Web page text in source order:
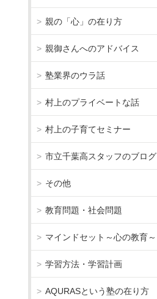
親の「心」の在り方
親御さんへのアドバイス
塾業界のウラ話
村上のプライベートな話
村上の子育てセミナー
市立千葉高スタッフのブログ
その他
教育問題・社会問題
マインドセット～心の教育～
学習方法・学習計画
AQURASという塾の在り方